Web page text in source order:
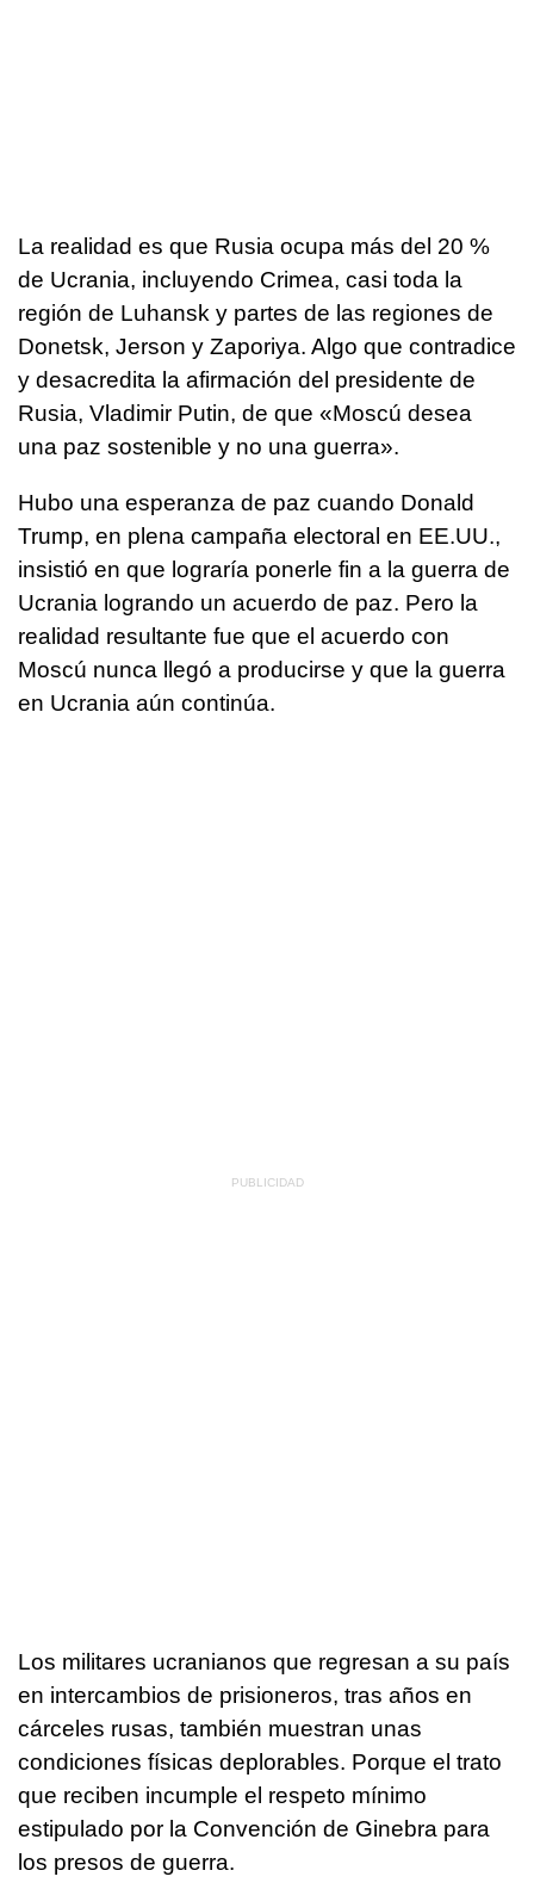
La realidad es que Rusia ocupa más del 20 %
de Ucrania, incluyendo Crimea, casi toda la
región de Luhansk y partes de las regiones de
Donetsk, Jerson y Zaporiya. Algo que contradice
y desacredita la afirmación del presidente de
Rusia, Vladimir Putin, de que «Moscú desea
una paz sostenible y no una guerra».
Hubo una esperanza de paz cuando Donald
Trump, en plena campaña electoral en EE.UU.,
insistió en que lograría ponerle fin a la guerra de
Ucrania logrando un acuerdo de paz. Pero la
realidad resultante fue que el acuerdo con
Moscú nunca llegó a producirse y que la guerra
en Ucrania aún continúa.
Los militares ucranianos que regresan a su país
en intercambios de prisioneros, tras años en
cárceles rusas, también muestran unas
condiciones físicas deplorables. Porque el trato
que reciben incumple el respeto mínimo
estipulado por la Convención de Ginebra para
los presos de guerra.